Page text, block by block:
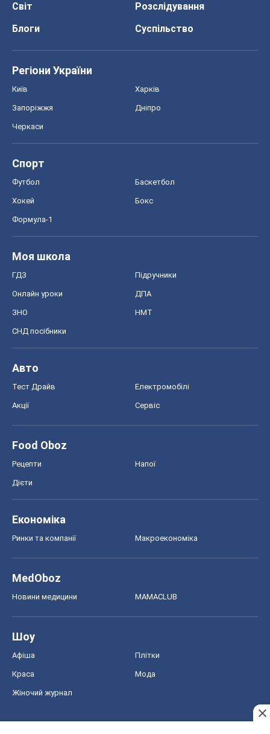
Світ
Розслідування
Блоги
Суспільство
Регіони України
Київ Харків
Запоріжжя Дніпро
Черкаси
Спорт
Футбол Баскетбол
Хокей Бокс
Формула-1
Моя школа
ГДЗ Підручники
Онлайн уроки ДПА
ЗНО НМТ
СНД посібники
Авто
Тест Драйв Електромобілі
Акції Сервіс
Food Oboz
Рецепти Напої
Дієти
Економіка
Ринки та компанії Макроекономіка
MedOboz
Новини медицини MAMACLUB
Шоу
Афіша Плітки
Краса Мода
Жіночий журнал